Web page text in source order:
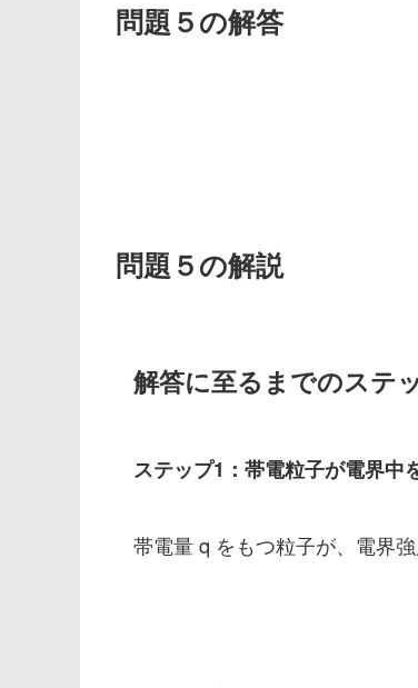
問題５の解答
問題５の解説
解答に至るまでのステ
ステップ1：帯電粒子が電界中
帯電量q をもつ粒子が、電界